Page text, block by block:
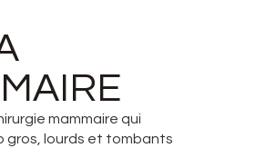
mammaire qui
gros, lourds et tombants